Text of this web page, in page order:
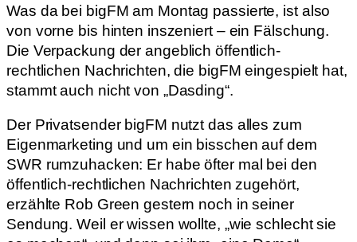
Was da bei bigFM am Montag passierte, ist also
von vorne bis hinten inszeniert – ein Fälschung.
Die Verpackung der angeblich öffentlich-
rechtlichen Nachrichten, die bigFM eingespielt hat,
stammt auch nicht von „Dasding“.
Der Privatsender bigFM nutzt das alles zum
Eigenmarketing und um ein bisschen auf dem
SWR rumzuhacken: Er habe öfter mal bei den
öffentlich-rechtlichen Nachrichten zugehört,
erzählte Rob Green gestern noch in seiner
Sendung. Weil er wissen wollte, „wie schlecht sie